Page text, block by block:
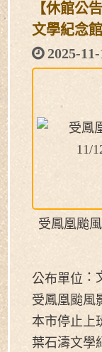
【休館公
文學紀念
2025-11-
受鳳凰颱
公布單位
受鳳凰颱風
本市停止上
葉石濤文學